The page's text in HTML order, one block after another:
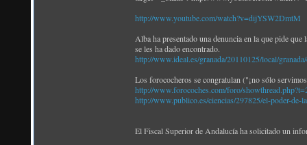
http://www.youtube.com/watch?v=dijYSW2DmtM
Alba ha presentado una denuncia en la que pide
se les ha dado encontrado.
http://www.ideal.es/granada/20110125/local/
Los forococheros se congratulan ("¡no sólo
http://www.forocoches.com/foro/
http://www.publico.es/ciencias/297825/el-poder-de-
El Fiscal Superior de Andalucía ha solicitado un